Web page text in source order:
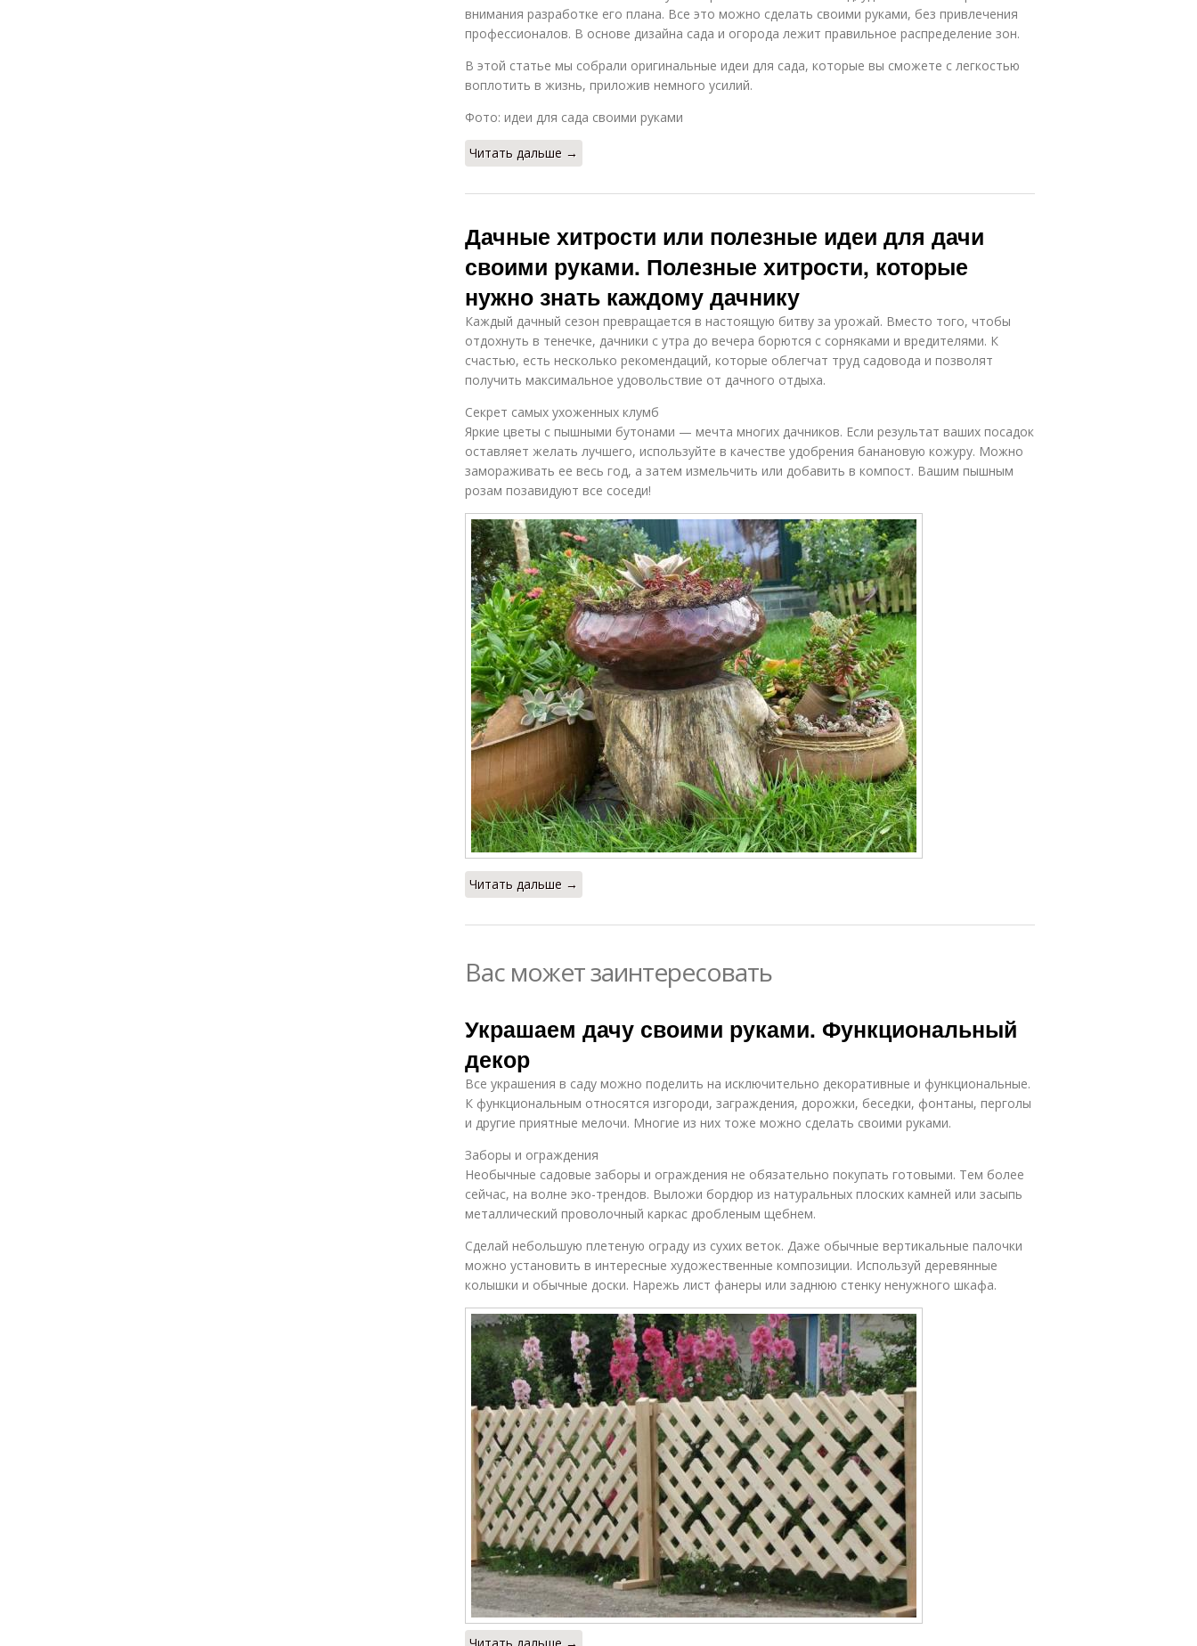
внимания разработке его плана. Все это можно сделать своими руками, без привлечения
профессионалов. В основе дизайна сада и огорода лежит правильное распределение зон.
В этой статье мы собрали оригинальные идеи для сада, которые вы сможете с легкостью
воплотить в жизнь, приложив немного усилий.
Фото: идеи для сада своими руками
Читать дальше →
Дачные хитрости или полезные идеи для дачи
своими руками. Полезные хитрости, которые
нужно знать каждому дачнику
Каждый дачный сезон превращается в настоящую битву за урожай. Вместо того, чтобы
отдохнуть в тенечке, дачники с утра до вечера борются с сорняками и вредителями. К
счастью, есть несколько рекомендаций, которые облегчат труд садовода и позволят
получить максимальное удовольствие от дачного отдыха.
Секрет самых ухоженных клумб
Яркие цветы с пышными бутонами — мечта многих дачников. Если результат ваших посадок
оставляет желать лучшего, используйте в качестве удобрения банановую кожуру. Можно
замораживать ее весь год, а затем измельчить или добавить в компост. Вашим пышным
розам позавидуют все соседи!
Читать дальше →
Вас может заинтересовать
Украшаем дачу своими руками. Функциональный
декор
Все украшения в саду можно поделить на исключительно декоративные и функциональные.
К функциональным относятся изгороди, заграждения, дорожки, беседки, фонтаны, перголы
и другие приятные мелочи. Многие из них тоже можно сделать своими руками.
Заборы и ограждения
Необычные садовые заборы и ограждения не обязательно покупать готовыми. Тем более
сейчас, на волне эко-трендов. Выложи бордюр из натуральных плоских камней или засыпь
металлический проволочный каркас дробленым щебнем.
Сделай небольшую плетеную ограду из сухих веток. Даже обычные вертикальные палочки
можно установить в интересные художественные композиции. Используй деревянные
колышки и обычные доски. Нарежь лист фанеры или заднюю стенку ненужного шкафа.